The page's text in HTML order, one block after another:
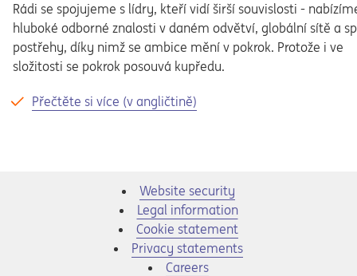
Rádi se spojujeme s lídry, kteří vidí širší souvislosti -
hluboké odborné znalosti v daném odvětví, globální sítě a
postřehy, díky nimž se ambice mění v pokrok. Protože i ve
složitosti se pokrok posouvá kupředu.
Přečtěte si více (v angličtině)
Website security
Legal information
Cookie statement
Privacy statements
Opens in a new tab
Careers